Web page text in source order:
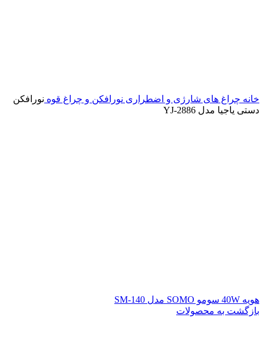
خانه چراغ های شارژی و اضطراری نورافکن و چراغ قوه نورافکن
دستی یاجیا مدل YJ-2886
هویه 40W سومو SOMO مدل SM-140
بازگشت به محصولات